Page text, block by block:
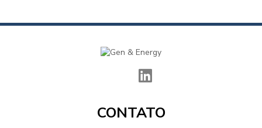
CONTATO